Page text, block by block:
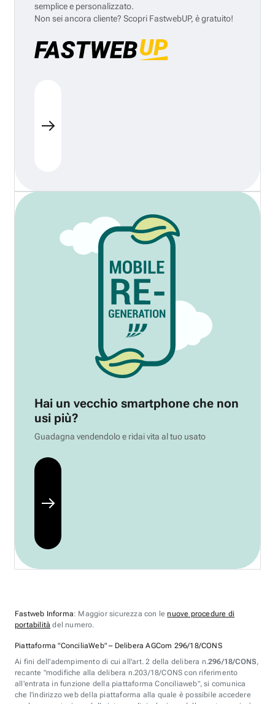
semplice e personalizzato.
Non sei ancora cliente? Scopri FastwebUP, è gratuito!
Hai un vecchio smartphone che non
usi più?
Guadagna vendendolo e ridai vita al tuo usato
Fastweb Informa: Maggior sicurezza con lenuove procedure di
portabilità del numero.
Piattaforma "ConciliaWeb" – Delibera AGCom 296/18/CONS
Ai fini dell'adempimento di cui all'art. 2 della delibera n.296/18/CONS,
recante "modifiche alla delibera n.203/18/CONS con riferimento
all'entrata in funzione della piattaforma Conciliaweb", si comunica
che l'indirizzo web della piattaforma alla quale è possibile accedere